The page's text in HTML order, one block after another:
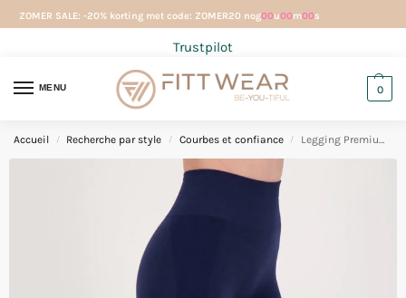
ZOMER SALE: -20% korting met code: ZOMER20 nog00u00m00s
Trustpilot
MENU 0
Accueil / Recherche par style / Courbes et confiance / Legging Premium Scrunch Marine